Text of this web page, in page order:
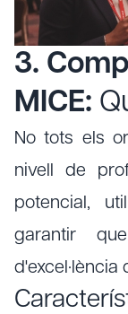
3.
MICE:
No tots els
nivell de
potencial,
garantir
d'excel·lència